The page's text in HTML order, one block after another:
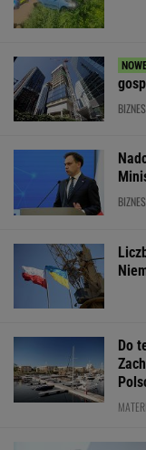
BIZNES
BIZNES
Do